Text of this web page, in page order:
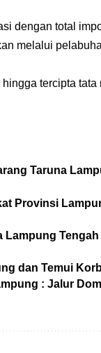
dengan total
melalui
tercipta
Taruna
Provinsi
dan Temui
: Jalur